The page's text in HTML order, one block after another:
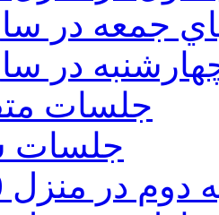
جمعه در سال
در سال
جلسات
جلسات
در منزل 1390